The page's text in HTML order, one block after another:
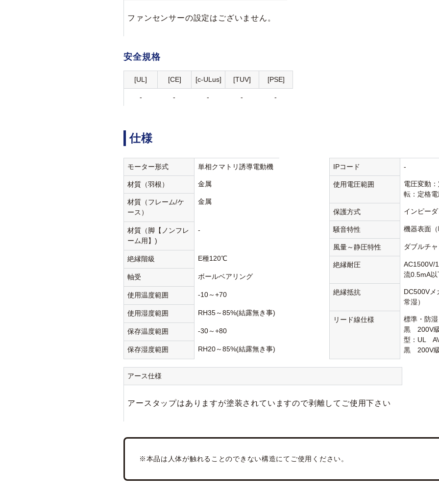
ファンセンサーの設定はございません。
安全規格
[UL] [CE] [c-ULus] [TUV] [PSE]
- - - - -
仕様
モーター形式 単相クマトリ誘導電動機
材質（羽根） 金属
材質（フレーム/ケ
ース）
金属
材質（脚【ノンフレ
ーム用】)
-
絶縁階級 E種120℃
軸受 ボールベアリング
使用温度範囲 -10～+70
使用湿度範囲 RH35～85%(結露無き事)
保存温度範囲 -30～+80
保存湿度範囲 RH20～85%(結露無き事)
IPコード -
使用電圧範囲
電圧変動
転：定格
保護方式 インピー
騒音特性 機器表面
風量～静圧特性 ダブルチ
絶縁耐圧
AC1500V/
流0.5mA
絶縁抵抗
DC500V
常湿）
リード線仕様
標準・防
黒 200V級
型：UL
黒 200V
アース仕様
アースタップはありますが塗装されていますので剥離してご使用下さい
※本品は人体が触れることのできない構造にてご使用ください。